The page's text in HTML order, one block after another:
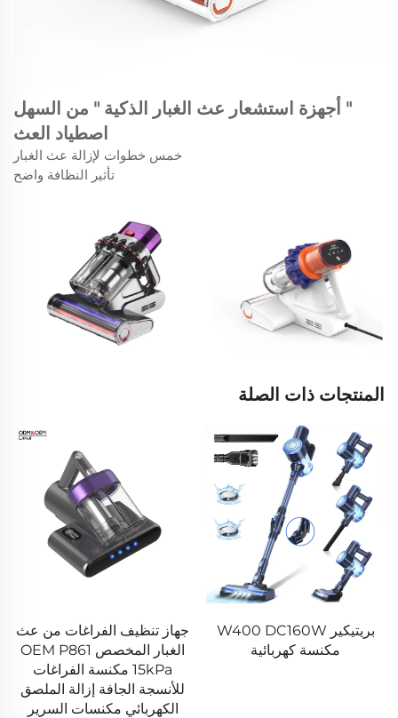
" أجهزة استشعار عث الغبار الذكية " من السهل
اصطياد العث
خمس خطوات لإزالة عث الغبار
تأثير النظافة واضح
المنتجات ذات الصلة
بريتيكير W400 DC160W
مكنسة كهربائية
جهاز تنظيف الفراغات من عث
الغبار المخصص OEM P861
15kPa مكنسة الفراغات
للأنسجة الجافة إزالة الملصق
الكهربائي مكنسات السرير